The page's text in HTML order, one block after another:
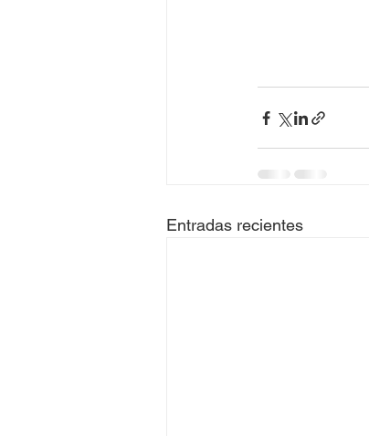
Entradas recientes